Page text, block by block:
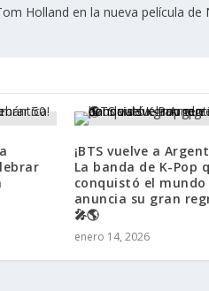
Holland en la nueva película de
¡BTS vuelve a
La banda de K-Pop
conquistó el mundo
anuncia su gran
🎤🌎
enero 14, 2026